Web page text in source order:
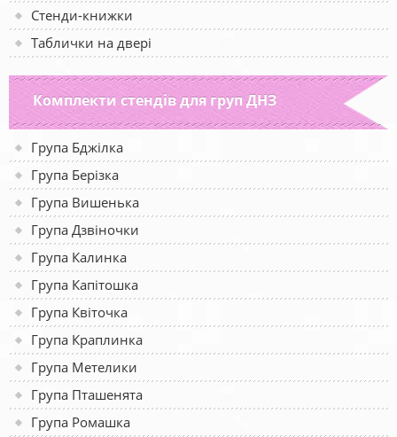
Стенди-книжки
Таблички на двері
Комплекти стендів для груп ДНЗ
Група Бджілка
Група Берізка
Група Вишенька
Група Дзвіночки
Група Калинка
Група Капітошка
Група Квіточка
Група Краплинка
Група Метелики
Група Пташенята
Група Ромашка